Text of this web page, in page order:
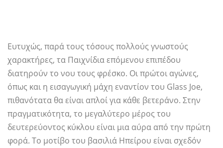
Ευτυχώς, παρά τους τόσους πολλούς γνωστούς
χαρακτήρες, τα Παιχνίδια επόμενου επιπέδου
διατηρούν το νου τους φρέσκο. Οι πρώτοι αγώνες,
όπως και η εισαγωγική μάχη εναντίον του Glass Joe,
πιθανότατα θα είναι απλοί για κάθε βετεράνο. Στην
πραγματικότητα, το μεγαλύτερο μέρος του
δευτερεύοντος κύκλου είναι μια αύρα από την πρώτη
φορά. Το μοτίβο του βασιλιά Ηπείρου είναι σχεδόν